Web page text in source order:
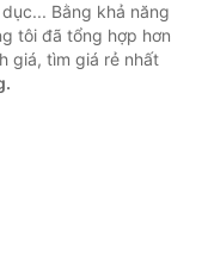
Bằng khả năng
tôi đã tổng hợp hơn
giá, tìm giá rẻ nhất